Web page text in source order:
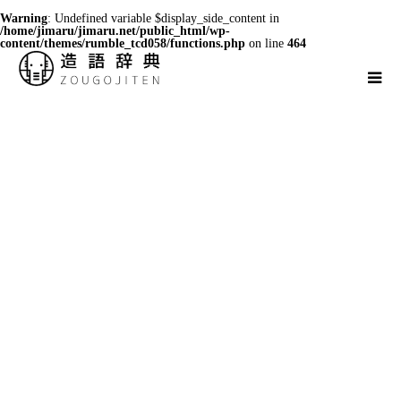
Warning: Undefined variable $display_side_content in
/home/jimaru/jimaru.net/public_html/wp-
content/themes/rumble_tcd058/functions.php on line 464